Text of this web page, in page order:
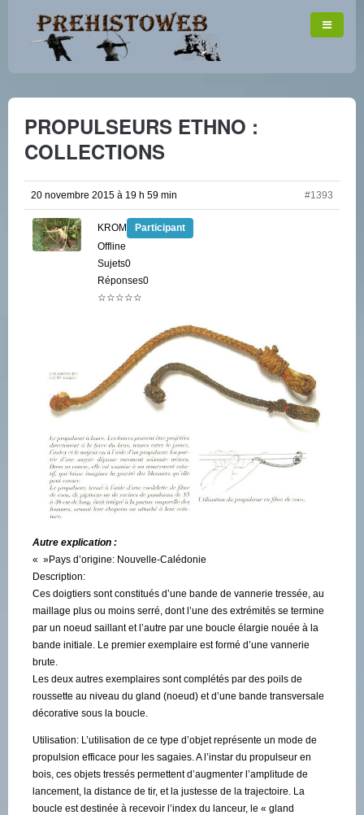
PROPULSEURS ETHNO :
COLLECTIONS
20 novembre 2015 à 19 h 59 min #1393
KROM
Participant
Offline
Sujets0
Réponses0
☆☆☆☆☆
Autre explication :
« »Pays d’origine: Nouvelle-Calédonie
Description:
Ces doigtiers sont constitués d’une bande de vannerie tressée, au
maillage plus ou moins serré, dont l’une des extrémités se termine
par un noeud saillant et l’autre par une boucle élargie nouée à la
bande initiale. Le premier exemplaire est formé d’une vannerie
brute.
Les deux autres exemplaires sont complétés par des poils de
roussette au niveau du gland (noeud) et d’une bande transversale
décorative sous la boucle.
Utilisation: L’utilisation de ce type d’objet représente un mode de
propulsion efficace pour les sagaies. A l’instar du propulseur en
bois, ces objets tressés permettent d’augmenter l’amplitude de
lancement, la distance de tir, et la justesse de la trajectoire. La
boucle est destinée à recevoir l’index du lanceur, le « gland